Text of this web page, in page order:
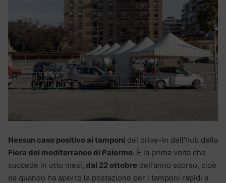
Nessun caso positivo ai tamponi del drive-in dell’hub della
Fiera del mediterraneo di Palermo. È la prima volta che
succede in otto mesi, dal 22 ottobre dell’anno scorso, cioè
da quando ha aperto la postazione per i tamponi rapidi a